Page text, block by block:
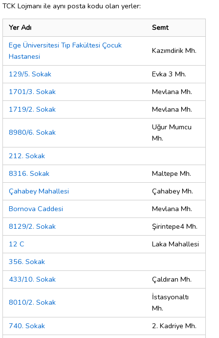
TCK Lojmanı ile aynı posta kodu olan yerler:
Yer Adı
Semt
Ege Üniversitesi Tıp Fakültesi Çocuk
Hastanesi
Kazımdirik Mh.
129/5. Sokak
Evka 3 Mh.
1701/3. Sokak
Mevlana Mh.
1719/2. Sokak
Mevlana Mh.
8980/6. Sokak
Uğur Mumcu
Mh.
212. Sokak
8316. Sokak
Maltepe Mh.
Çahabey Mahallesi
Çahabey Mh.
Bornova Caddesi
Mevlana Mh.
8129/2. Sokak
Şirintepe4 Mh.
12 C
Laka Mahallesi
356. Sokak
433/10. Sokak
Çaldıran Mh.
8010/2. Sokak
İstasyonaltı
Mh.
740. Sokak
2. Kadriye Mh.